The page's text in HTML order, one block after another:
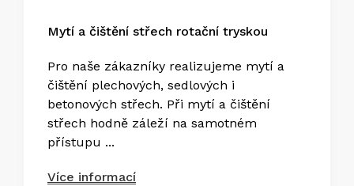
Mytí a čištění střech rotační tryskou
Pro naše zákazníky realizujeme mytí a
čištění plechových, sedlových i
betonových střech. Při mytí a čištění
střech hodně záleží na samotném
přístupu ...
Více informací